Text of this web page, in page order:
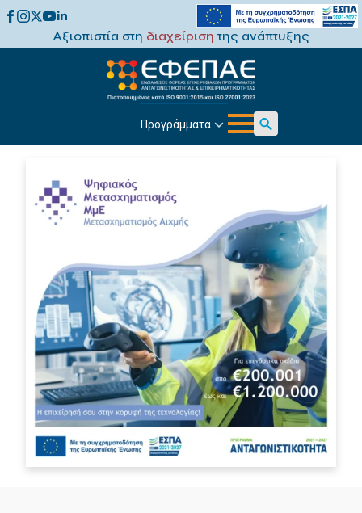
Αξιοπιστία στη διαχείριση της ανάπτυξης
Προγράμματα
Search